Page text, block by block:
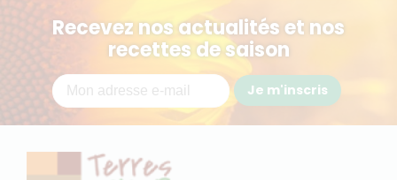
Recevez nos actualités et nos
recettes de saison
Je m'inscris